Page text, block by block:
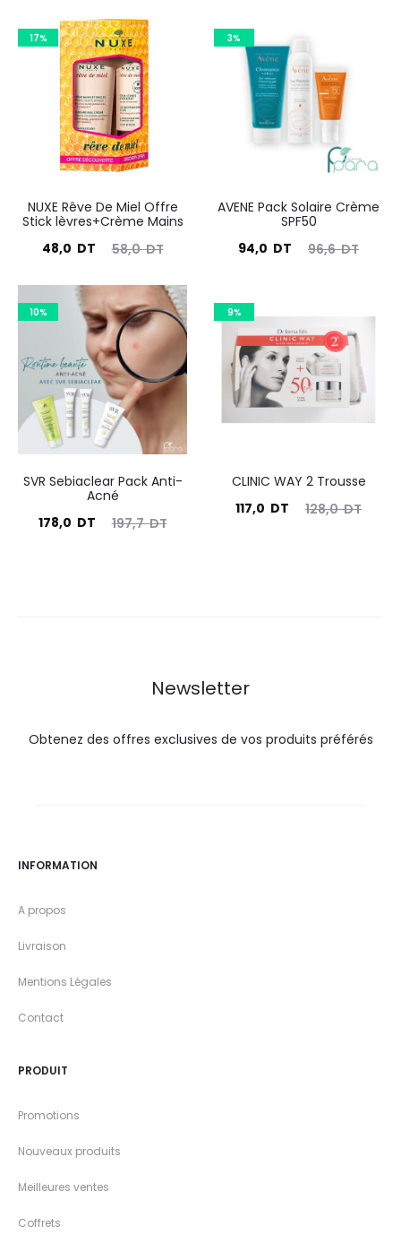
17%
NUXE Rêve De Miel Offre
Stick lèvres+Crème Mains
58,0DT
Le
initial
était :
58,0
DT.
48,0 DT
actuel
48,0
DT.
3%
AVENE Pack Solaire Crème
SPF50
96,6DT
Le
était :
96,6
DT.
94,0 DT
actuel
94,0
DT.
10%
SVR Sebiaclear Pack Anti-
Acné
197,7DT
Le
178,0 DT
Le
9%
CLINIC WAY 2 Trousse
128,0DT
Le
117,0 DT
Le
Newsletter
Obtenez des offres exclusives de vos produits préférés
INFORMATION
A propos
Livraison
Mentions Légales
Contact
PRODUIT
Promotions
Nouveaux produits
Meilleures ventes
Coffrets